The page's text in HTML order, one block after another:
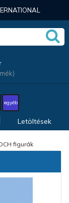
egyéb
Letöltések
figurák